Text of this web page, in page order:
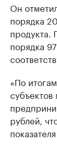
Он
порядка
продукта.
порядка
«По
рублей,